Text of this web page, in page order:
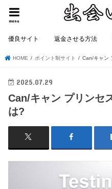
menu
優良サイト 返金させる方法
HOME ポイント制サイト Can/キャン
2025.07.29
Can/キャン プリンセ
は?